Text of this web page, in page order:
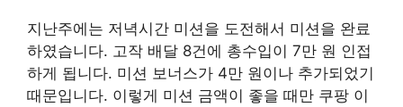
지난주에는 저녁시간 미션을 도전해서 미션을 완료
하였습니다. 고작 배달 8건에 총수입이 7만 원 인접
하게 됩니다. 미션 보너스가 4만 원이나 추가되었기
때문입니다. 이렇게 미션 금액이 좋을 때만 쿠팡 이